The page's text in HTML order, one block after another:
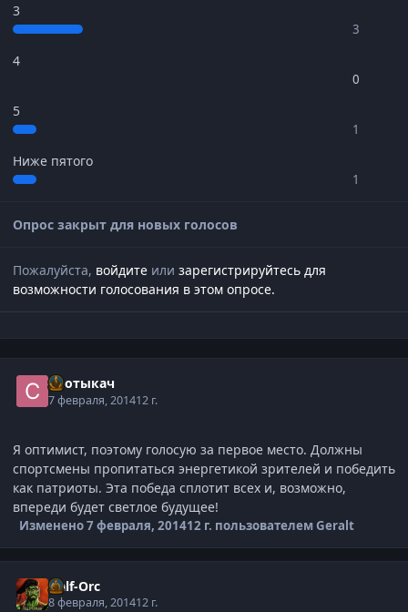
3
3
4
0
5
1
Ниже пятого
1
Опрос закрыт для новых голосов
Пожалуйста, войдите или зарегистрируйтесь для
возможности голосования в этом опросе.
Спотыкач
7 февраля, 201412 г.
Я оптимист, поэтому голосую за первое место. Должны
спортсмены пропитаться энергетикой зрителей и победить
как патриоты. Эта победа сплотит всех и, возможно,
впереди будет светлое будущее!
Изменено7 февраля, 201412 г. пользователем Geralt
Half-Orc
8 февраля, 201412 г.